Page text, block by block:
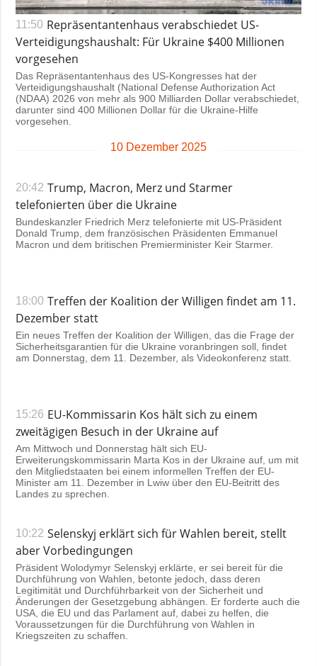
11:50 Repräsentantenhaus verabschiedet US-
Verteidigungshaushalt: Für Ukraine $400 Millionen
vorgesehen
Das Repräsentantenhaus des US-Kongresses hat der
Verteidigungshaushalt (National Defense Authorization Act
(NDAA) 2026 von mehr als 900 Milliarden Dollar verabschiedet,
darunter sind 400 Millionen Dollar für die Ukraine-Hilfe
vorgesehen.
10 Dezember 2025
20:42 Trump, Macron, Merz und Starmer
telefonierten über die Ukraine
Bundeskanzler Friedrich Merz telefonierte mit US-Präsident
Donald Trump, dem französischen Präsidenten Emmanuel
Macron und dem britischen Premierminister Keir Starmer.
18:00 Treffen der Koalition der Willigen findet am 11.
Dezember statt
Ein neues Treffen der Koalition der Willigen, das die Frage der
Sicherheitsgarantien für die Ukraine voranbringen soll, findet
am Donnerstag, dem 11. Dezember, als Videokonferenz statt.
15:26 EU-Kommissarin Kos hält sich zu einem
zweitägigen Besuch in der Ukraine auf
Am Mittwoch und Donnerstag hält sich EU-
Erweiterungskommissarin Marta Kos in der Ukraine auf, um mit
den Mitgliedstaaten bei einem informellen Treffen der EU-
Minister am 11. Dezember in Lwiw über den EU-Beitritt des
Landes zu sprechen.
10:22 Selenskyj erklärt sich für Wahlen bereit, stellt
aber Vorbedingungen
Präsident Wolodymyr Selenskyj erklärte, er sei bereit für die
Durchführung von Wahlen, betonte jedoch, dass deren
Legitimität und Durchführbarkeit von der Sicherheit und
Änderungen der Gesetzgebung abhängen. Er forderte auch die
USA, die EU und das Parlament auf, dabei zu helfen, die
Voraussetzungen für die Durchführung von Wahlen in
Kriegszeiten zu schaffen.